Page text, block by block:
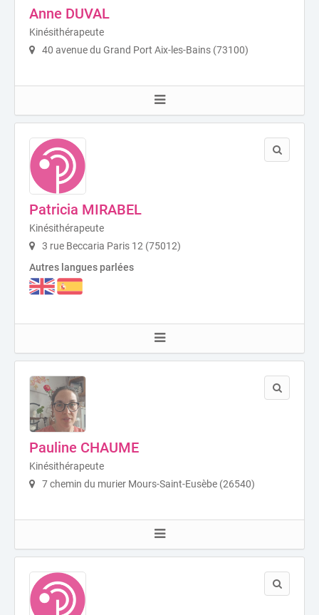
Anne DUVAL
Kinésithérapeute
40 avenue du Grand Port Aix-les-Bains (73100)
Patricia MIRABEL
Kinésithérapeute
3 rue Beccaria Paris 12 (75012)
Autres langues parlées
Pauline CHAUME
Kinésithérapeute
7 chemin du murier Mours-Saint-Eusèbe (26540)